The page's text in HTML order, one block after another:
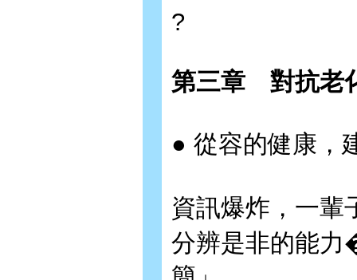
?
第三章 對抗老
● 從容的健康，
資訊爆炸，一
分辨是非的能力